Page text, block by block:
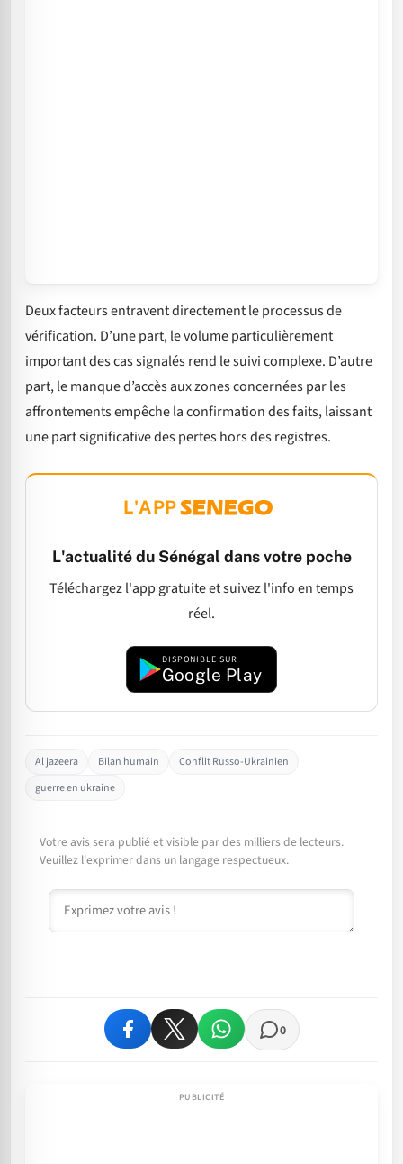
Deux facteurs entravent directement le processus de
vérification. D’une part, le volume particulièrement
important des cas signalés rend le suivi complexe. D’autre
part, le manque d’accès aux zones concernées par les
affrontements empêche la confirmation des faits, laissant
une part significative des pertes hors des registres.
L'APP
L'actualité du Sénégal dans votre poche
Téléchargez l'app gratuite et suivez l'info en temps
réel.
DISPONIBLE SUR
Google Play
Al jazeera Bilan humain
Conflit Russo-Ukrainien
guerre en ukraine
Votre avis sera publié et visible par des milliers de lecteurs.
Veuillez l'exprimer dans un langage respectueux.
Commentaire
0